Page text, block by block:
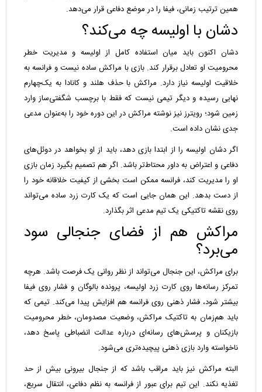
همین ترتیب زمانی، فیفا را در موضع دفاعی قرار می‌دهد.
دشان با اولیسه چه می‌کند؟
دشان اکنون باید میان استفاده کامل از اولیسه و مدیریت خطر
محرومیت او تعادل برقرار کند. بازی با مراکش ساده نیست و فرانسه به
خلاقیت اولیسه نیاز دارد. مراکش با حذف هلند و کانادا به یک‌چهارم
نهایی رسیده و دیگر تیمی نیست که فقط با برچسب شگفتی‌ساز وارد
زمین شود؛ رویترز نیز نوشته مراکش در این دوره خود را به‌عنوان مدعی
جدی نشان داده است.
اگر دشان اولیسه را از ابتدا بازی دهد، باید از او بخواهد در دوئل‌های
دفاعی و اعتراض به داور محتاط‌تر باشد. اگر هم تصمیم بگیرد زمان بازی
او را مدیریت کند، فرانسه ممکن است بخشی از کیفیت خلاقانه خود را
از دست بدهد. این همان جایی است که یک کارت زرد ساده می‌تواند
روی نقشه تاکتیکی یک تیم مدعی اثر بگذارد.
مراکش هم از فضای جنجالی سود
می‌برد؟
برای مراکش، این جنجال می‌تواند از نظر روانی یک فرصت باشد. هرچه
تمرکز رسانه‌ها روی کارت زرد اولیسه، پرونده بالوگان و فشار روی فیفا
بیشتر شود، فشار ذهنی روی فرانسه هم افزایش پیدا می‌کند. تیمی که
باید هم‌زمان به تاکتیک مراکش، وضعیت مصدومان، خطر محرومیت
بازیکنان و پرسش‌های رسانه‌ای درباره عدالت انضباطی پاسخ دهد،
ناخواسته وارد بازی ذهنی پیچیده‌تری می‌شود.
البته مراکش نیز باید مراقب باشد که از جنجال بیرونی بیش از حد
تغذیه نکند. این تیم برای عبور از فرانسه به نظم دفاعی، انتقال سریع،